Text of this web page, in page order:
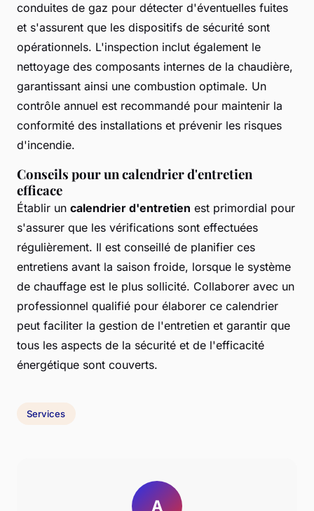
conduites de gaz pour détecter d'éventuelles fuites
et s'assurent que les dispositifs de sécurité sont
opérationnels. L'inspection inclut également le
nettoyage des composants internes de la chaudière,
garantissant ainsi une combustion optimale. Un
contrôle annuel est recommandé pour maintenir la
conformité des installations et prévenir les risques
d'incendie.
Conseils pour un calendrier d'entretien
efficace
Établir un calendrier d'entretien est primordial pour
s'assurer que les vérifications sont effectuées
régulièrement. Il est conseillé de planifier ces
entretiens avant la saison froide, lorsque le système
de chauffage est le plus sollicité. Collaborer avec un
professionnel qualifié pour élaborer ce calendrier
peut faciliter la gestion de l'entretien et garantir que
tous les aspects de la sécurité et de l'efficacité
énergétique sont couverts.
Services
A